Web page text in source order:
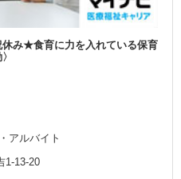
休み★食育に力を入れている保育
アルバイト
1-13-20